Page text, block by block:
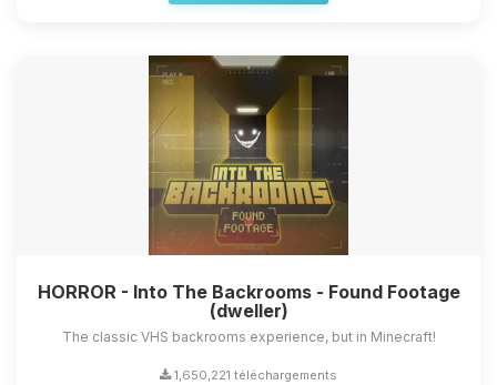
HORROR - Into The Backrooms - Found Footage
(dweller)
The classic VHS backrooms experience, but in Minecraft!
1,650,221 téléchargements